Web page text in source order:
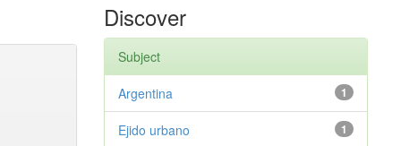
Discover
Subject
1
Argentina
1
Ejido urbano